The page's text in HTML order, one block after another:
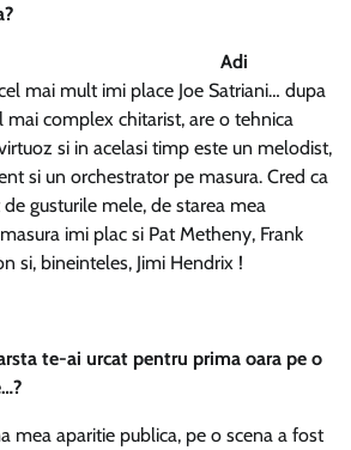
Adi
mai mult imi place Joe Satriani… dupa
mai complex chitarist, are o tehnica
si in acelasi timp este un melodist,
si un orchestrator pe masura. Cred ca
gusturile mele, de starea mea
imi plac si Pat Metheny, Frank
si, bineinteles, Jimi Hendrix !
te-ai urcat pentru prima oara pe o
mea aparitie publica, pe o scena a fost